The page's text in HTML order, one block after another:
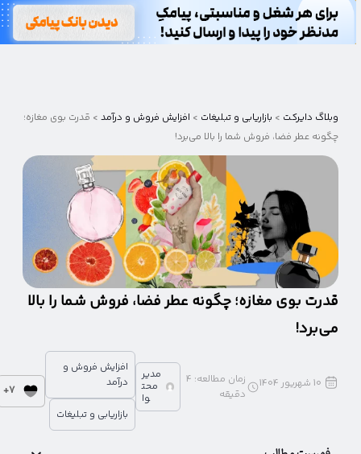
وبلاگدایرکت
وبلاگ دایرکت> بازاریابی و تبلیغات> افزایش فروش و درآمد> قدرت بوی مغازه؛
چگونه عطر فضا، فروش شما را بالا می‌برد!
قدرت بوی مغازه؛ چگونه عطر فضا، فروش شما را بالا
می‌برد!
مدیر
محت
افزایش فروش و
درآمد
بازاریابی و تبلیغات
7+ 10 شهریور 1404 زمان مطالعه:4
دقیقه